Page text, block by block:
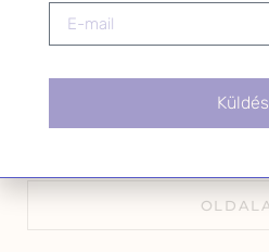
A hírlevélről bármikor
leiratkozhatsz a levél alján
Küldés